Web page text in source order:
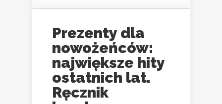
Prezenty dla
nowożeńców:
największe hity
ostatnich lat.
Ręcznik